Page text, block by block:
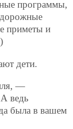
программы,
приметы и
дети.
—
ведь
была в вашем